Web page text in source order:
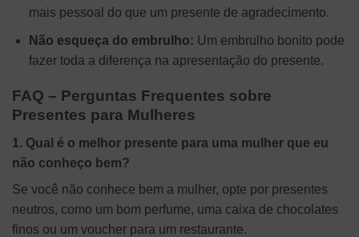
mais pessoal do que um presente de agradecimento.
Não esqueça do embrulho: Um embrulho bonito pode
fazer toda a diferença na apresentação do presente.
FAQ – Perguntas Frequentes sobre
Presentes para Mulheres
1. Qual é o melhor presente para uma mulher que eu
não conheço bem?
Se você não conhece bem a mulher, opte por presentes
neutros, como um bom perfume, uma caixa de chocolates
finos ou um voucher para um restaurante.